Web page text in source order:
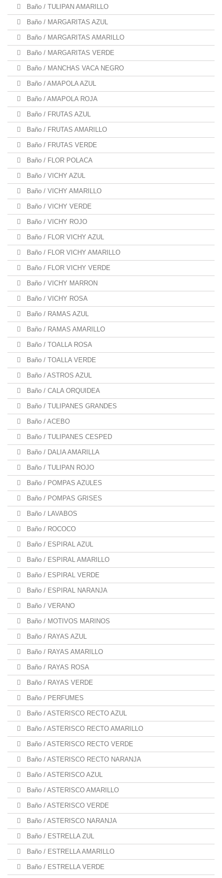
Baño / TULIPAN AMARILLO
Baño / MARGARITAS AZUL
Baño / MARGARITAS AMARILLO
Baño / MARGARITAS VERDE
Baño / MANCHAS VACA NEGRO
Baño / AMAPOLA AZUL
Baño / AMAPOLA ROJA
Baño / FRUTAS AZUL
Baño / FRUTAS AMARILLO
Baño / FRUTAS VERDE
Baño / FLOR POLACA
Baño / VICHY AZUL
Baño / VICHY AMARILLO
Baño / VICHY VERDE
Baño / VICHY ROJO
Baño / FLOR VICHY AZUL
Baño / FLOR VICHY AMARILLO
Baño / FLOR VICHY VERDE
Baño / VICHY MARRON
Baño / VICHY ROSA
Baño / RAMAS AZUL
Baño / RAMAS AMARILLO
Baño / TOALLA ROSA
Baño / TOALLA VERDE
Baño / ASTROS AZUL
Baño / CALA ORQUIDEA
Baño / TULIPANES GRANDES
Baño / ACEBO
Baño / TULIPANES CESPED
Baño / DALIA AMARILLA
Baño / TULIPAN ROJO
Baño / POMPAS AZULES
Baño / POMPAS GRISES
Baño / LAVABOS
Baño / ROCOCO
Baño / ESPIRAL AZUL
Baño / ESPIRAL AMARILLO
Baño / ESPIRAL VERDE
Baño / ESPIRAL NARANJA
Baño / VERANO
Baño / MOTIVOS MARINOS
Baño / RAYAS AZUL
Baño / RAYAS AMARILLO
Baño / RAYAS ROSA
Baño / RAYAS VERDE
Baño / PERFUMES
Baño / ASTERISCO RECTO AZUL
Baño / ASTERISCO RECTO AMARILLO
Baño / ASTERISCO RECTO VERDE
Baño / ASTERISCO RECTO NARANJA
Baño / ASTERISCO AZUL
Baño / ASTERISCO AMARILLO
Baño / ASTERISCO VERDE
Baño / ASTERISCO NARANJA
Baño / ESTRELLA ZUL
Baño / ESTRELLA AMARILLO
Baño / ESTRELLA VERDE